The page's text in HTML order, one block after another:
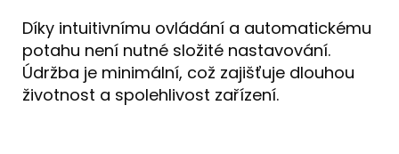
Díky intuitivnímu ovládání a automatickému
potahu není nutné složité nastavování.
Údržba je minimální, což zajišťuje dlouhou
životnost a spolehlivost zařízení.